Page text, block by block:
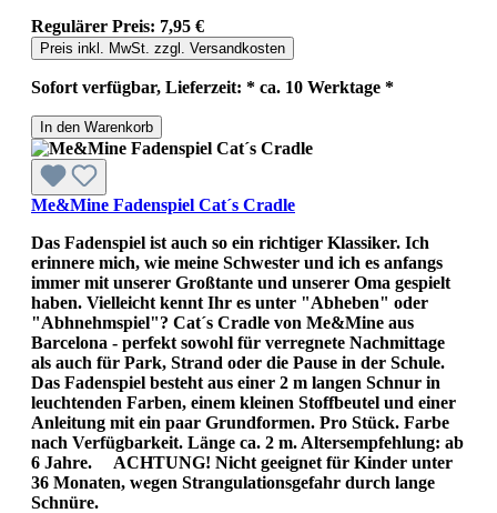
Regulärer Preis: 7,95 €
Preis inkl. MwSt. zzgl. Versandkosten
Sofort verfügbar, Lieferzeit: * ca. 10 Werktage *
In den Warenkorb
Me&Mine Fadenspiel Cat´s Cradle
Das Fadenspiel ist auch so ein richtiger Klassiker. Ich
erinnere mich, wie meine Schwester und ich es anfangs
immer mit unserer Großtante und unserer Oma gespielt
haben. Vielleicht kennt Ihr es unter "Abheben" oder
"Abhnehmspiel"? Cat´s Cradle von Me&Mine aus
Barcelona - perfekt sowohl für verregnete Nachmittage
als auch für Park, Strand oder die Pause in der Schule.
Das Fadenspiel besteht aus einer 2 m langen Schnur in
leuchtenden Farben, einem kleinen Stoffbeutel und einer
Anleitung mit ein paar Grundformen. Pro Stück. Farbe
nach Verfügbarkeit. Länge ca. 2 m. Altersempfehlung: ab
6 Jahre. ACHTUNG! Nicht geeignet für Kinder unter
36 Monaten, wegen Strangulationsgefahr durch lange
Schnüre.